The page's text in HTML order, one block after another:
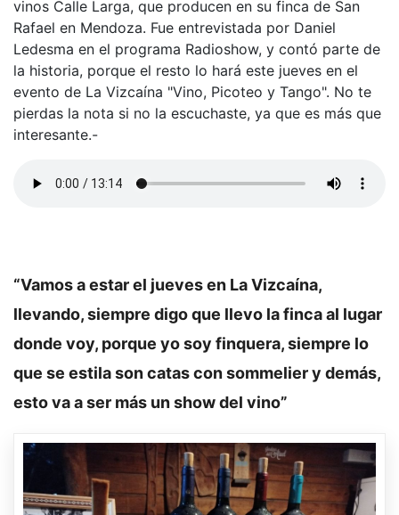
vinos Calle Larga, que producen en su finca de San
Rafael en Mendoza. Fue entrevistada por Daniel
Ledesma en el programa Radioshow, y contó parte de
la historia, porque el resto lo hará este jueves en el
evento de La Vizcaína "Vino, Picoteo y Tango". No te
pierdas la nota si no la escuchaste, ya que es más que
interesante.-
“Vamos a estar el jueves en La Vizcaína,
llevando, siempre digo que llevo la finca al lugar
donde voy, porque yo soy finquera, siempre lo
que se estila son catas con sommelier y demás,
esto va a ser más un show del vino”